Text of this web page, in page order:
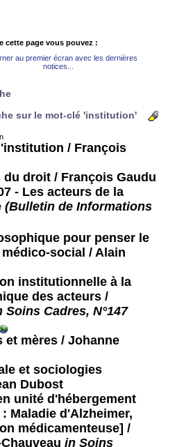
cette page vous pouvez :
au premier écran avec les dernières
notices...
sur le mot-clé 'institution'
/ François
du droit / François Gaudu
- Les acteurs de la
(Bulletin de Informations
pour penser le
social / Alain
institutionnelle à la
des acteurs /
Soins Cadres, N°147
et mères / Johanne
et sociologies
Dubost
unité d'hébergement
Maladie d'Alzheimer,
médicamenteuse] /
in Soins